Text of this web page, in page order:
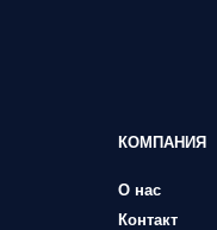
КОМПАНИЯ
О нас
Контакт